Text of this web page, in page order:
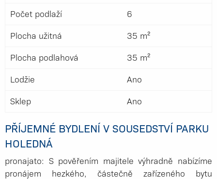
PŘÍJEMNÉ BYDLENÍ V SOUSEDSTVÍ PARKU
HOLEDNÁ
pronajato: S pověřením majitele výhradně nabízíme
pronájem hezkého, částečně zařízeného bytu
Počet podlaží
6
Plocha užitná
35 m²
Plocha podlahová
35 m²
Lodžie
Ano
Sklep
Ano